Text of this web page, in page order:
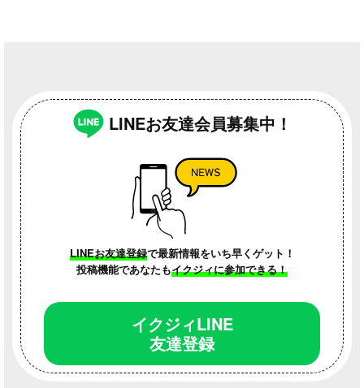
子育てのこと WEBクリニック 子育てのこと
LINEお友達会員募集中！
LINEお友達登録で最新情報をいち早くゲット！
投稿機能であなたもイクジィに参加できる！
イクジィLINE
友達登録